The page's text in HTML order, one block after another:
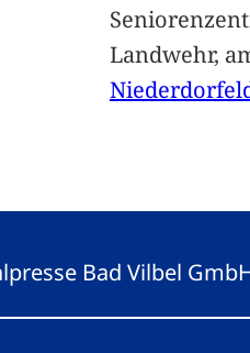
Landwehr,
Bad Vilbel